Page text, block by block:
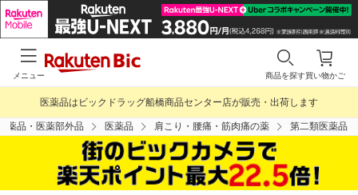
買い物かご
商品を探す
メニュー
医薬品はビックドラッグ船橋商品センター店が販売・出荷します
薬品・医薬部外品 医薬品 肩こり・腰痛・筋肉痛の薬 第二類医薬品